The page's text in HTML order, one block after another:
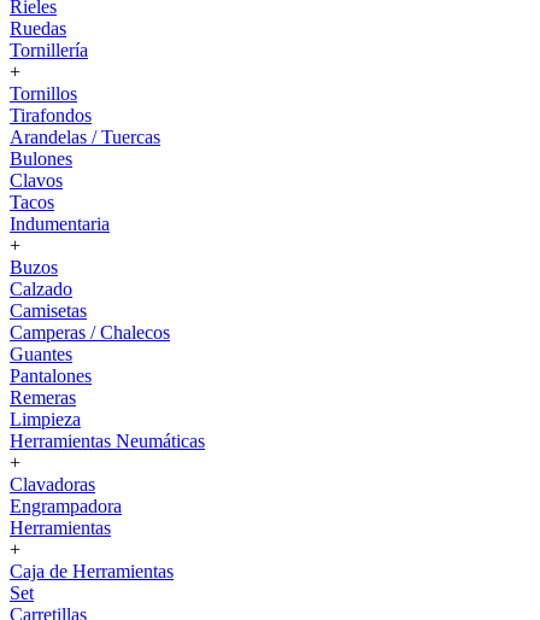
Rieles
Ruedas
Tornillería
+
Tornillos
Tirafondos
Arandelas / Tuercas
Bulones
Clavos
Tacos
Indumentaria
+
Buzos
Calzado
Camisetas
Camperas / Chalecos
Guantes
Pantalones
Remeras
Limpieza
Herramientas Neumáticas
+
Clavadoras
Engrampadora
Herramientas
+
Caja de Herramientas
Set
Carretillas